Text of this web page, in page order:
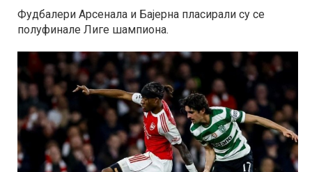
Фудбалери Арсенала и Бајерна пласирали су се
полуфинале Лиге шампиона.